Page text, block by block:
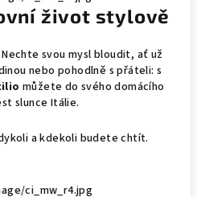
život stylově
svou mysl bloudit, ať už
nebo pohodlně s přáteli: s
můžete do svého domácího
slunce Itálie.
a kdekoli budete chtít.